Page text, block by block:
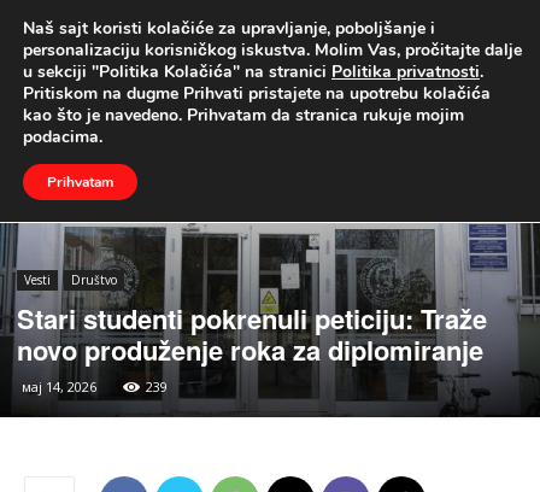
UŽIVO
Naslovna Vesti Društvo
Vesti Društvo
Stari studenti pokrenuli peticiju: Traže
novo produženje roka za diplomiranje
мај 14, 2026 239
Naš sajt koristi kolačiće za upravljanje, poboljšanje i
personalizaciju korisničkog iskustva. Molim Vas, pročitajte dalje
u sekciji "Politika Kolačića" na stranici Politika privatnosti.
Pritiskom na dugme Prihvati pristajete na upotrebu kolačića
kao što je navedeno. Prihvatam da stranica rukuje mojim
podacima.
Prihvatam